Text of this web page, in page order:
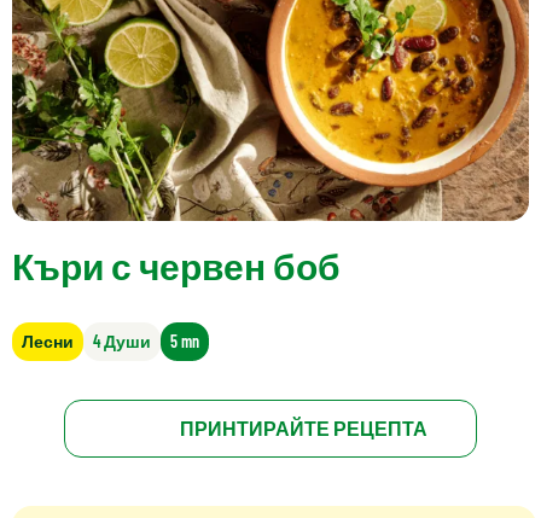
Къри с червен боб
Лесни 4 Души 5 mn
ПРИНТИРАЙТЕ РЕЦЕПТА